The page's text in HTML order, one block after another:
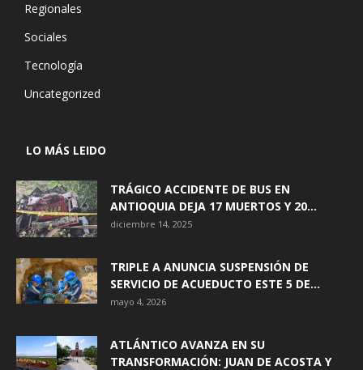
Regionales
Sociales
Tecnología
Uncategorized
LO MÁS LEIDO
TRÁGICO ACCIDENTE DE BUS EN
ANTIOQUIA DEJA 17 MUERTOS Y 20...
diciembre 14, 2025
TRIPLE A ANUNCIA SUSPENSIÓN DE
SERVICIO DE ACUEDUCTO ESTE 5 DE...
mayo 4, 2026
ATLÁNTICO AVANZA EN SU
TRANSFORMACIÓN: JUAN DE ACOSTA Y